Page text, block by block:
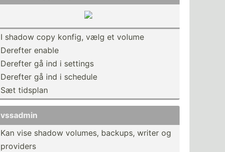
I shadow copy konfig, vælg et volume
Derefter enable
Derefter gå ind i settings
Derefter gå ind i schedule
Sæt tidsplan
vssadmin
Kan vise shadow volumes, backups, writer og
providers